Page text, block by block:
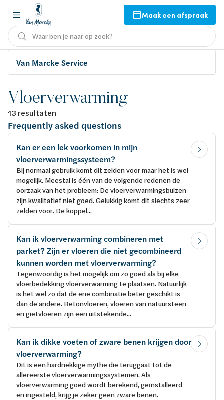
Maak een afspraak
Waar ben je naar op zoek?
Van Marcke Service
Vloerverwarming
13 resultaten
Frequently asked questions
Kan er een lek voorkomen in mijn
vloerverwarmingssysteem?
Bij normaal gebruik komt dit zelden voor maar het is wel
mogelijk. Meestal is één van de volgende redenen de
oorzaak van het probleem: De vloerverwarmingsbuizen
zijn kwalitatief niet goed. Gelukkig komt dit slechts zeer
zelden voor. De koppel...
Kan ik vloerverwarming combineren met
parket? Zijn er vloeren die niet gecombineerd
kunnen worden met vloerverwarming?
Tegenwoordig is het mogelijk om zo goed als bij elke
vloerbedekking vloerverwarming te plaatsen. Natuurlijk
is het wel zo dat de ene combinatie beter geschikt is
dan de andere. Betonvloeren, vloeren van natuursteen
en gietvloeren zijn een uitstekende...
Kan ik dikke voeten of zware benen krijgen door
vloerverwarming?
Dit is een hardnekkige mythe die teruggaat tot de
allereerste vloerverwarmingssystemen. Als
vloerverwarming goed wordt berekend, geïnstalleerd
en ingesteld, krijg je zeker geen zware benen.